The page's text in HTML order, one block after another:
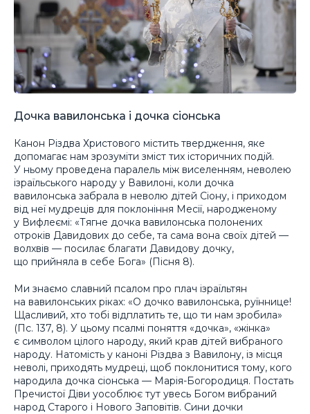
Дочка вавилонська і дочка сіонська
Канон Різдва Христового містить твердження, яке
допомагає нам зрозуміти зміст тих історичних подій.
У ньому проведена паралель між виселенням, неволею
ізраїльського народу у Вавилоні, коли дочка
вавилонська забрала в неволю дітей Сіону, і приходом
від неї мудреців для поклоніння Месії, народженому
у Вифлеємі: «Тягне дочка вавилонська полонених
отроків Давидових до себе, та сама вона своїх дітей —
волхвів — посилає благати Давидову дочку,
що прийняла в себе Бога» (Пісня 8).
Ми знаємо славний псалом про плач ізраїльтян
на вавилонських ріках: «О дочко вавилонська, руїннице!
Щасливий, хто тобі відплатить те, що ти нам зробила»
(Пс. 137, 8). У цьому псалмі поняття «дочка», «жінка»
є символом цілого народу, який крав дітей вибраного
народу. Натомість у каноні Різдва з Вавилону, із місця
неволі, приходять мудреці, щоб поклонитися тому, кого
народила дочка сіонська — Марія-Богородиця. Постать
Пречистої Діви уособлює тут увесь Богом вибраний
народ Старого і Нового Заповітів. Сини дочки